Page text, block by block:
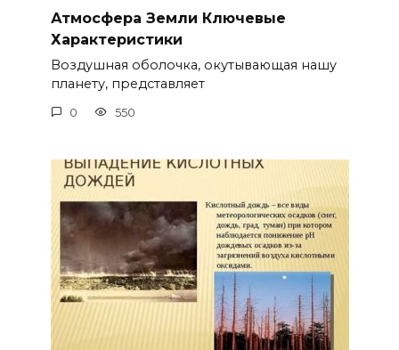
Атмосфера Земли Ключевые
Характеристики
Воздушная оболочка, окутывающая нашу
планету, представляет
0 550